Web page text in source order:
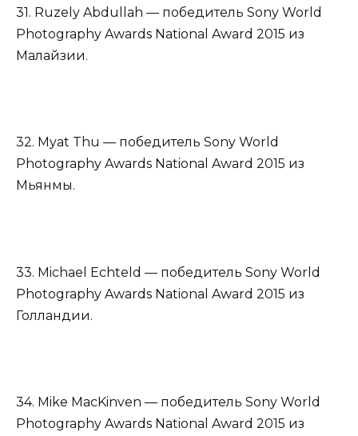
31. Ruzely Abdullah — победитель Sony World
Photography Awards National Award 2015 из
Малайзии.
32. Myat Thu — победитель Sony World
Photography Awards National Award 2015 из
Мьянмы.
33. Michael Echteld — победитель Sony World
Photography Awards National Award 2015 из
Голландии.
34. Mike MacKinven — победитель Sony World
Photography Awards National Award 2015 из